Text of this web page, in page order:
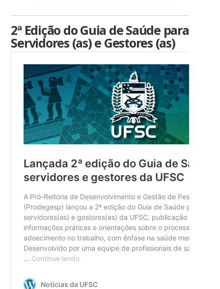
2ª Edição do Guia de Saúde para
Servidores (as) e Gestores (as)